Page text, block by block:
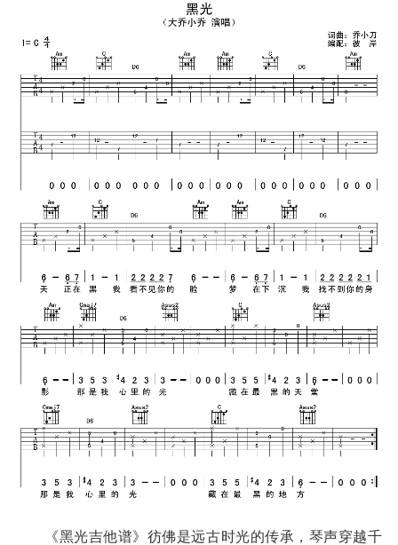
《黑光吉他谱》彷佛是远古时光的传承，琴声穿越千